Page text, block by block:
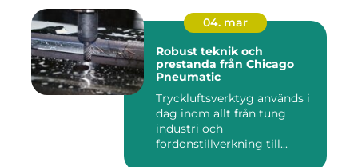
04. mar
Robust teknik och
prestanda från Chicago
Pneumatic
Tryckluftsverktyg används i
dag inom allt från tung
industri och
fordonstillverkning till...